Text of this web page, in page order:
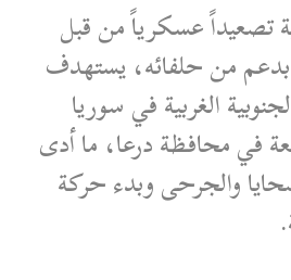
تصعيداً عسكرياً من قبل
من حلفائه، يستهدف
الغربية في سوريا
في محافظة درعا، ما أدى
والجرحى وبدء حركة